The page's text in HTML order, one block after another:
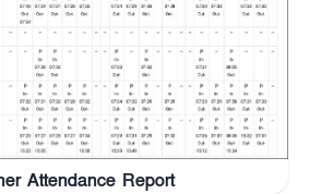
Attendance Report